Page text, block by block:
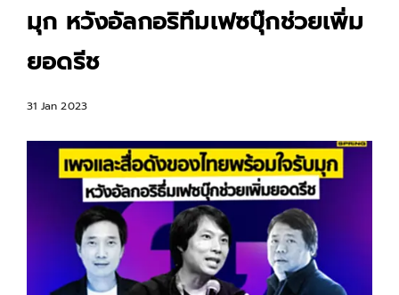
มุก หวังอัลกอริทึมเฟซบุ๊กช่วยเพิ่ม
ยอดรีช
31 Jan 2023